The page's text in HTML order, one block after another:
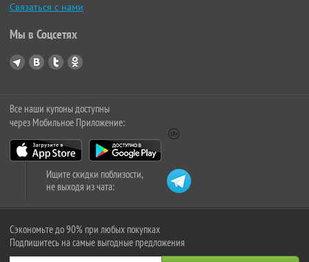
Связаться с нами
Мы в Соцсетях
Все наши купоны доступны
через Мобильное Приложение:
Ищите скидки поблизости,
не выходя из чата:
Сэкономьте до 90% при любых покупках
Подпишитесь на самые выгодные предложения